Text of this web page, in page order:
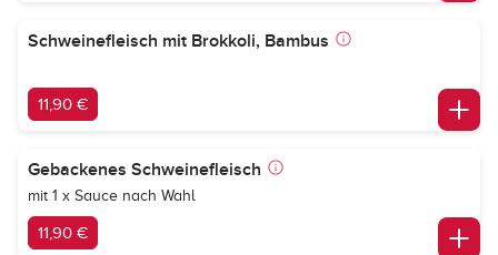
Schweinefleisch mit Brokkoli, Bambus
11,90 €
Gebackenes Schweinefleisch
mit 1 x Sauce nach Wahl
11,90 €